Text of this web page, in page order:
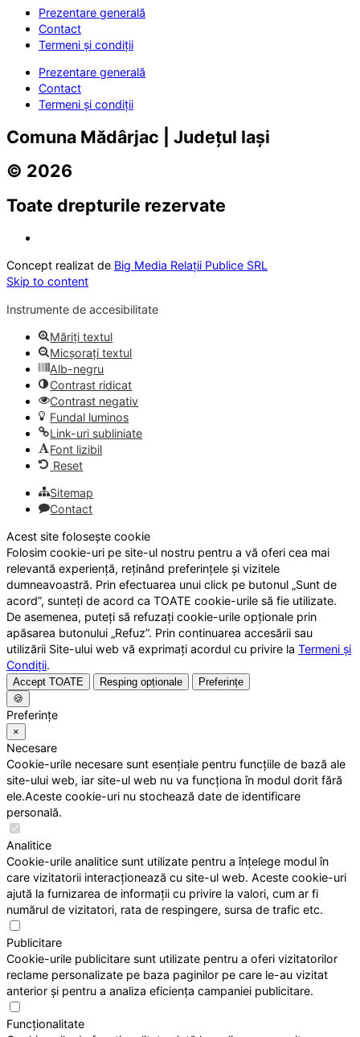
Prezentare generală
Contact
Termeni și condiții
Prezentare generală
Contact
Termeni și condiții
Comuna Mădârjac | Județul Iași
© 2026
Toate drepturile rezervate
Concept realizat de Big Media Relații Publice SRL
Skip to content
Instrumente de accesibilitate
Măriți textul
Micșorați textul
Alb-negru
Contrast ridicat
Contrast negativ
Fundal luminos
Link-uri subliniate
Font lizibil
Reset
Sitemap
Contact
Acest site folosește cookie
Folosim cookie-uri pe site-ul nostru pentru a vă oferi cea mai
relevantă experiență, reținând preferințele și vizitele
dumneavoastră. Prin efectuarea unui click pe butonul „Sunt de
acord”, sunteți de acord ca TOATE cookie-urile să fie utilizate.
De asemenea, puteți să refuzați cookie-urile opționale prin
apăsarea butonului „Refuz”. Prin continuarea accesării sau
utilizării Site-ului web vă exprimați acordul cu privire la Termeni și
Condiții.
Accept TOATE Resping opționale
Preferințe
🍪
Preferințe
×
Necesare
Cookie-urile necesare sunt esențiale pentru funcțiile de bază ale
site-ului web, iar site-ul web nu va funcționa în modul dorit fără
ele.Aceste cookie-uri nu stochează date de identificare
personală.
Analitice
Cookie-urile analitice sunt utilizate pentru a înțelege modul în
care vizitatorii interacționează cu site-ul web. Aceste cookie-uri
ajută la furnizarea de informații cu privire la valori, cum ar fi
numărul de vizitatori, rata de respingere, sursa de trafic etc.
Publicitare
Cookie-urile publicitare sunt utilizate pentru a oferi vizitatorilor
reclame personalizate pe baza paginilor pe care le-au vizitat
anterior și pentru a analiza eficiența campaniei publicitare.
Funcționalitate